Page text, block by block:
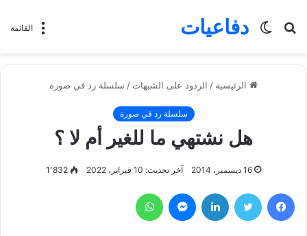
القائمة دفاعيات
بحث
الوضع
الرئيسية / الردود على الشبهات / سلسلة رد في صورة
سلسلة رد في صورة
هل نشتهي ما للغير أم لا ؟
16 ديسمبر، 2014 آخر تحديث: 10 فبراير، 2022 1٬832
فيسبوك تويتر لينكدإن ماسنجر